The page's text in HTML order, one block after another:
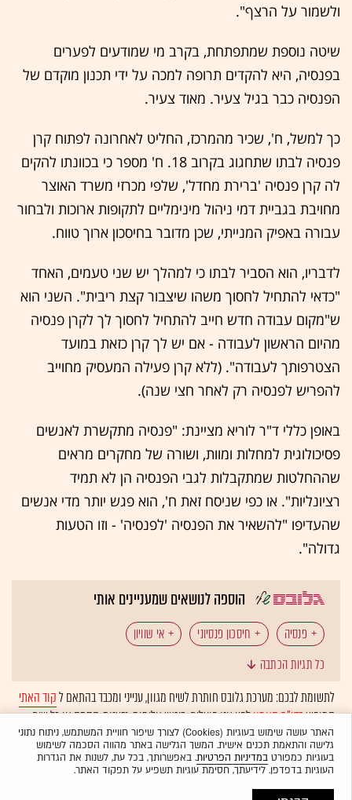
ולשמור על הרצף".
שיטה נוספת שמתפתחת, בקרב מי שמודעים לפערים
בפנסיה, היא להקדים תרופה למכה על ידי תכנון מוקדם של
הפנסיה כבר בגיל צעיר. מאוד צעיר.
כך למשל, ח', שכיר מהמרכז, החליט לאחרונה לפתוח קרן
פנסיה לבתו שתחגוג בקרוב 18. ח' מספר כי בכוונתו להקים
לה קרן פנסיה 'ברירת מחדל', שלפי מכרזי משרד האוצר
מחויבת בגביית דמי ניהול מינימליים לתקופות ארוכות ולבחור
עבורה באפיק המנייתי, שכן מדובר בחיסכון ארוך טווח.
לדבריו, הוא הסביר לבתו כי למהלך יש שני טעמים, האחד
"כדאי להתחיל לחסוך משהו שיצבור קצת ריבית". השני הוא
ש"מקום עבודה חדש חייב להתחיל לחסוך לך לקרן פנסיה
מהיום הראשון לעבודה - אם יש לך קרן כזאת במועד
הצטרפותך לעבודה". (ללא קרן פעילה המעסיק מחוייב
להפריש לפנסיה רק לאחר חצי שנה).
באופן כללי ד"ר לוריא מציינת: "פנסיה מתקשרת לאנשים
פסיכולוגית למחלות ומוות, ושורה של מחקרים מראים
שההחלטות שמתקבלות לגבי הפנסיה הן לא תמיד
רציונליות". או כפי שניסח זאת ח', הוא פגש יותר מדי אנשים
שהעדיפו "להשאיר את הפנסיה 'לפנסיה' - וזו הטעות
גדולה".
הוספה לנושאים שמעניינים אותי
פנסיה חיסכון פנסיוני אי שוויון
פרישה לגמלאות נשים גברים שוק העבודה
משרה חלקית שוויון מגדרי גיל הפרישה
כל תגיות הכתבה
לתשומת לבכם: מערכת גלובס חותרת לשיח מגוון, ענייני ומכבד בהתאם לקוד האתי
המופיעבדו"ח האמוןלפיו אנו פועלים. ביטויי אלימות, גזענות, הסתה או כל שיח
בלתי הולם אחר מסוננים בצורהאוטומטיתולא יפורסמו באתר.
האתר עושה שימוש בעוגיות (Cookies) לצורך שיפור חוויית המשתמש, ניתוח נתוני
גלישה והתאמת תכנים אישית. המשך הגלישה באתר מהווה הסכמה לשימוש
בעוגיות כמפורטבמדיניות הפרטיות. באפשרותך, בכל עת, לשנות את הגדרות
העוגיות בדפדפן. לידיעתך, חסימת עוגיות תשפיע על תפקוד האתר.